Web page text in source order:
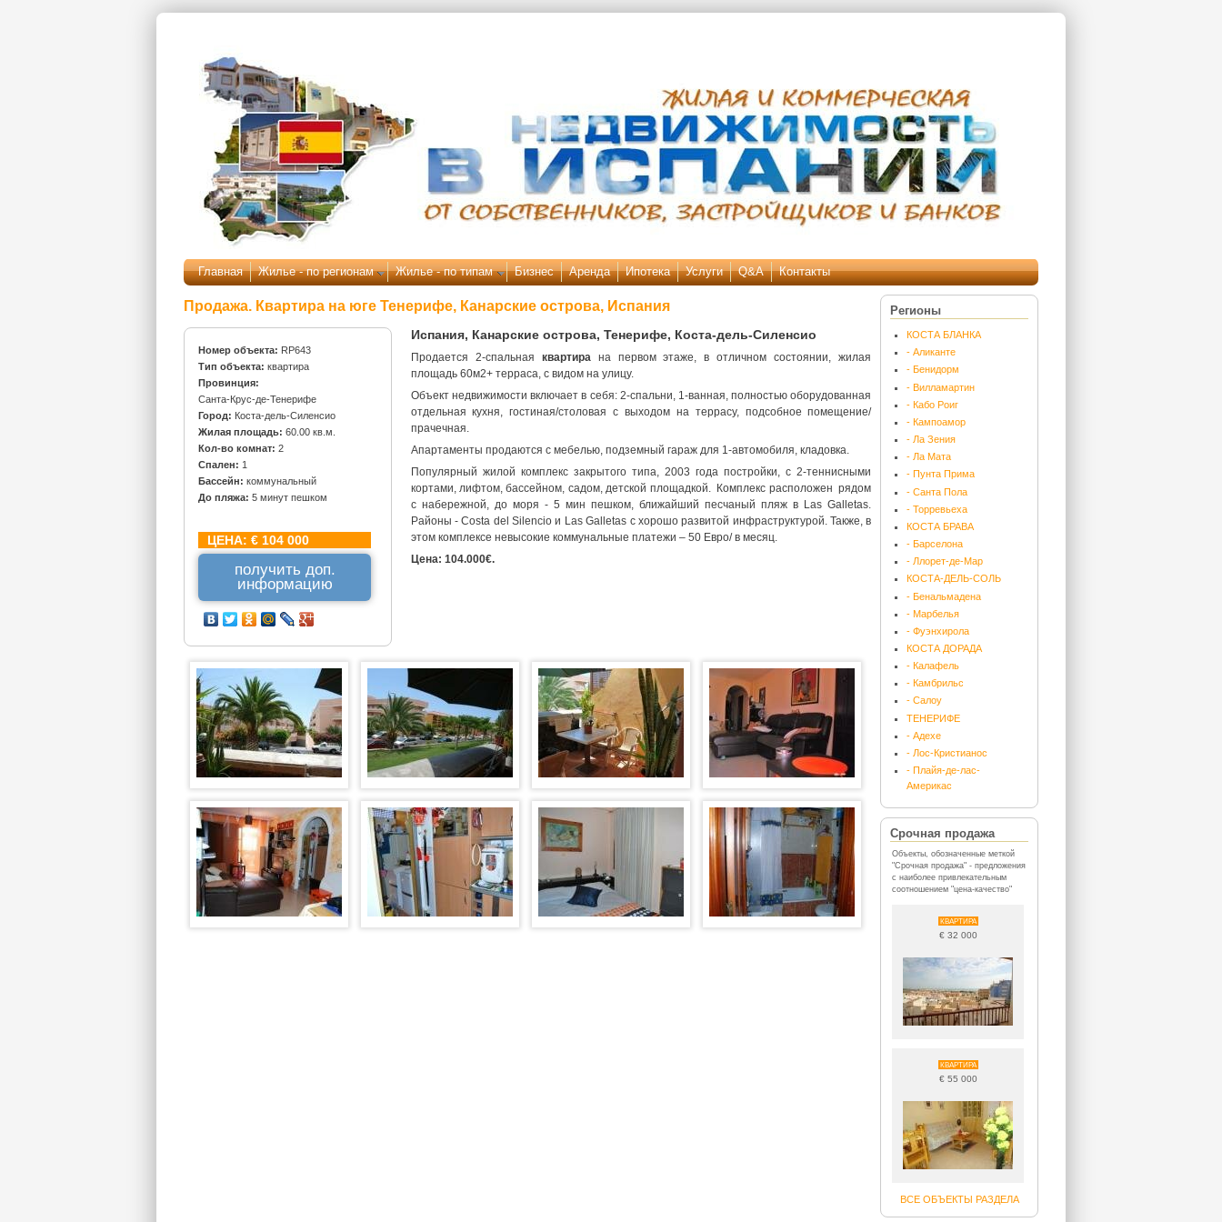
Перейти к основному содержанию
Главная Жилье - по регионам Жилье - по типам Бизнес Аренда Ипотека Услуги Q&A Контакты
Продажа. Квартира на юге Тенерифе, Канарские острова, Испания
Номер объекта: RP643
Тип объекта: квартира
Провинция:
Санта-Крус-де-Тенерифе
Город: Коста-дель-Силенсио
Жилая площадь: 60.00 кв.м.
Кол-во комнат: 2
Спален: 1
Бассейн: коммунальный
До пляжа: 5 минут пешком
ЦЕНА: € 104 000
получить доп.
информацию
Испания, Канарские острова, Тенерифе, Коста-дель-Силенсио
Продается 2-спальная квартирана первом этаже, в отличном состоянии, жилая
площадь 60м2+ терраса, с видом на улицу.
Объект недвижимости включает в себя: 2-спальни, 1-ванная, полностью оборудованная
отдельная кухня, гостиная/столовая с выходом на террасу, подсобное помещение/
прачечная.
Апартаменты продаются с мебелью, подземный гараж для 1-автомобиля, кладовка.
Популярный жилой комплекс закрытого типа, 2003 года постройки, с 2-теннисными
кортами, лифтом, бассейном, садом, детской площадкой. Комплекс расположен рядом
с набережной, до моря - 5 мин пешком, ближайший песчаный пляж в Las Galletas.
Районы - Costa del Silencio и Las Galletas с хорошо развитой инфраструктурой. Также, в
этом комплексе невысокие коммунальные платежи – 50 Евро/ в месяц.
Цена: 104.000€.
Регионы
КОСТА БЛАНКА
- Аликанте
- Бенидорм
- Вилламартин
- Кабо Роиг
- Кампоамор
- Ла Зения
- Ла Мата
- Пунта Прима
- Санта Пола
- Торревьеха
КОСТА БРАВА
- Барселона
- Ллорет-де-Мар
КОСТА-ДЕЛЬ-СОЛЬ
- Бенальмадена
- Марбелья
- Фуэнхирола
КОСТА ДОРАДА
- Калафель
- Камбрильс
- Салоу
ТЕНЕРИФЕ
- Адехе
- Лос-Кристианос
- Плайя-де-лас-
Америкас
Срочная продажа
Объекты, обозначенные меткой
"Срочная продажа" - предложения
с наиболее привлекательным
соотношением "цена-качество"
КВАРТИРА
€ 32 000
КВАРТИРА
€ 55 000
ВСЕ ОБЪЕКТЫ РАЗДЕЛА